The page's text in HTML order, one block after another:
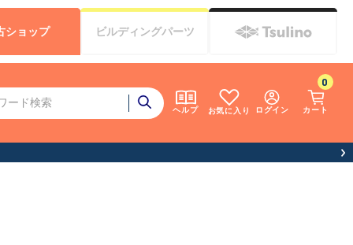
ヘルプ お気に入り ログイン カート
0
ショップ ビルディングパーツ